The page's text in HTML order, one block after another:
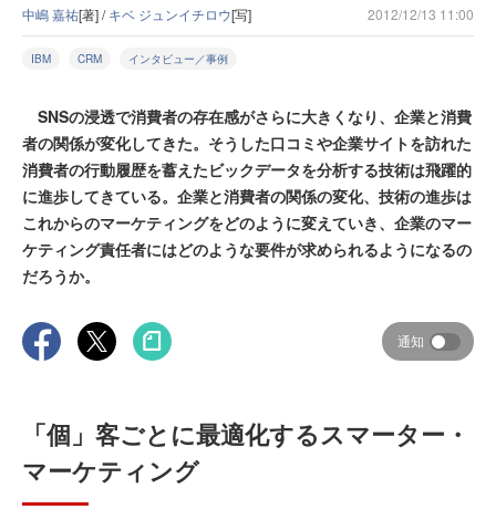
中嶋 嘉祐[著] /キベ ジュンイチロウ[写] 2012/12/13 11:00
IBM CRM インタビュー／事例
SNSの浸透で消費者の存在感がさらに大きくなり、企業と消費
者の関係が変化してきた。そうした口コミや企業サイトを訪れた
消費者の行動履歴を蓄えたビックデータを分析する技術は飛躍的
に進歩してきている。企業と消費者の関係の変化、技術の進歩は
これからのマーケティングをどのように変えていき、企業のマー
ケティング責任者にはどのような要件が求められるようになるの
だろうか。
通知
「個」客ごとに最適化するスマーター・
マーケティング